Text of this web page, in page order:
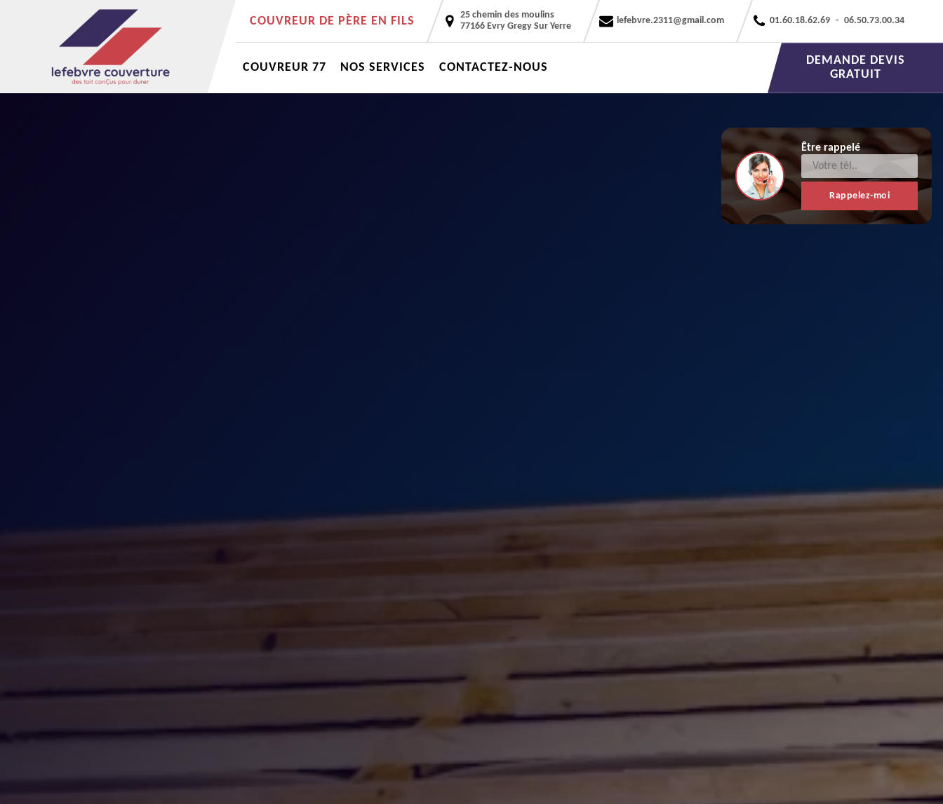
COUVREUR DE PÈRE EN FILS
25 chemin des moulins
77166 Evry Gregy Sur Yerre
lefebvre.2311@gmail.com 01.60.18.62.69 - 06.50.73.00.34
COUVREUR 77 NOS SERVICES CONTACTEZ-NOUS
DEMANDE DEVIS
GRATUIT
Être rappelé